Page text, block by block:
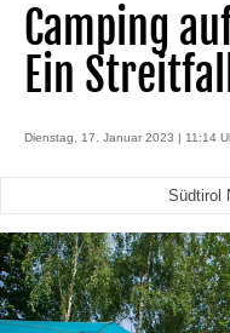
Camping
Ein Streitfall
Dienstag, 17. Januar 2023 | 11:14
Südtirol